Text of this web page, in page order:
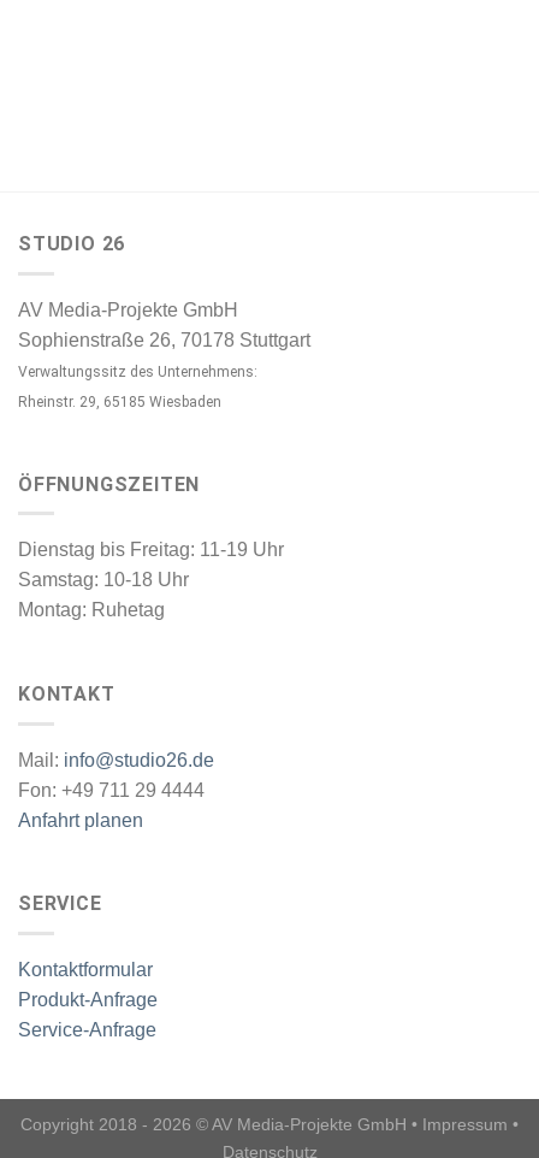
STUDIO 26
AV Media-Projekte GmbH
Sophienstraße 26, 70178 Stuttgart
Verwaltungssitz des Unternehmens:
Rheinstr. 29, 65185 Wiesbaden
ÖFFNUNGSZEITEN
Dienstag bis Freitag: 11-19 Uhr
Samstag: 10-18 Uhr
Montag: Ruhetag
KONTAKT
Mail: info@studio26.de
Fon: +49 711 29 4444
Anfahrt planen
SERVICE
Kontaktformular
Produkt-Anfrage
Service-Anfrage
Copyright 2018 - 2026 © AV Media-Projekte GmbH • Impressum •
Datenschutz